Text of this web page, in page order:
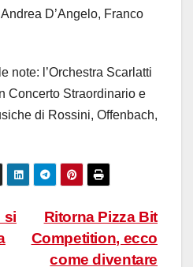
D’Angelo, Franco
note: l’Orchestra Scarlatti
Concerto Straordinario e
di Rossini, Offenbach,
Ritorna Pizza Bit
Competition, ecco
come diventare
si